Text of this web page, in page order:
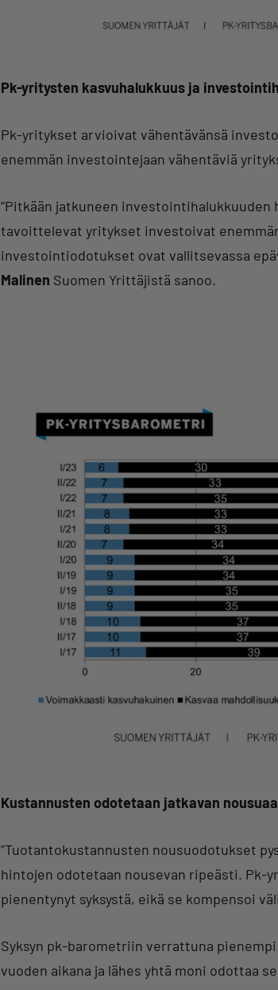
Pk-yritysten kasvuhalukkuus ja
Pk-yritykset arvioivat vähentävänsä
enemmän investointejaan vähentäviä
”Pitkään jatkuneen investointihalukkuuden
tavoittelevat yritykset investoivat
investointiodotukset ovat vallitsevassa
Malinen Suomen Yrittäjistä sanoo.
Kustannusten odotetaan jatkavan
”Tuotantokustannusten nousuodotukset
hintojen odotetaan nousevan ripeästi. Pk-
pienentynyt syksystä, eikä se kompensoi
Syksyn pk-barometriin verrattuna
vuoden aikana ja lähes yhtä moni odottaa